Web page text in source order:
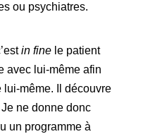
ou psychiatres.
in finele patient
avec lui-même afin
même. Il découvre
ne donne donc
un programme à